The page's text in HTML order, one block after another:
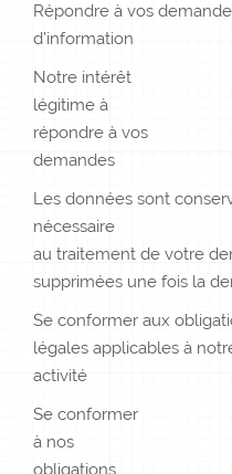
Répondre à vos
d’information
Notre intérêt
légitime à
répondre à vos
demandes
Les données sont
nécessaire
au traitement de votre
supprimées une fois la
Se conformer aux
légales applicables à
activité
Se conformer
à nos
obligations